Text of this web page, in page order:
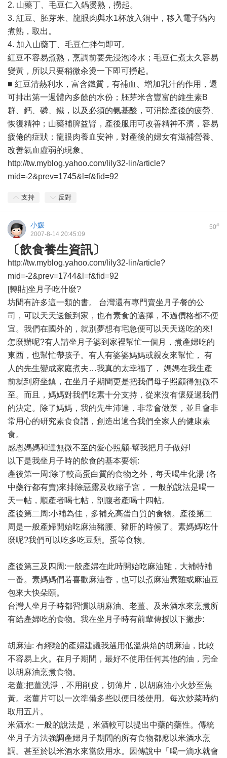
2. 山藥丁、毛豆仁入鍋燙熟，撈起。
3. 紅豆、胚芽米、龍眼肉與水1杯放入鍋中，移入電子鍋內
煮熟，取出。
4. 加入山藥丁、毛豆仁拌勻即可。
紅豆不容易煮熟，烹調前要先浸泡冷水；毛豆仁煮太久容易
變黃，所以只要稍微汆燙一下即可撈起。
■ 紅豆清熱利水，富含鐵質，有補血、增加乳汁的作用，還
可排出第一週體內多餘的水份；胚芽米含豐富的維生素B
群、鈣、磷、鐵，以及必須的氨基酸，可消除產後的疲勞、
恢復精神；山藥補脾益腎，產後服用可改善精神不濟，容易
疲倦的症狀；龍眼肉養血安神，對產後的婦女有滋補營養、
改善氣血虛弱的現象。
http://tw.myblog.yahoo.com/lily32-lin/article?
mid=-2&prev=1745&l=f&fid=92
支持 反對
50#
小媛
2007-8-14 20:45:09
〔飲食養生資訊〕
http://tw.myblog.yahoo.com/lily32-lin/article?
mid=-2&prev=1744&l=f&fid=92
[轉貼]坐月子吃什麼?
坊間有許多這一類的書。 台灣還有專門賣坐月子餐的公
司，可以天天送飯到家，也有素食的選擇，不過價格都不便
宜。我們在國外的，就別夢想有宅急便可以天天送吃的來!
怎麼辦呢?有人請坐月子婆到家裡幫忙一個月，煮產婦吃的
東西，也幫忙帶孩子。有人有婆婆媽媽或親友來幫忙， 有
人的先生變成家庭煮夫…我真的太幸福了， 媽媽在我生產
前就到府坐鎮，在坐月子期間更是把我們母子照顧得無微不
至。而且，媽媽對我們吃素十分支持，從來沒有懷疑過我們
的決定。除了媽媽，我的先生沛達，非常會做菜，並且會非
常用心的研究素食食譜，創造出適合我們全家人的健康素
食。
感恩媽媽和達無微不至的愛心照顧-幫我把月子做好!
以下是我坐月子時的飲食的基本要領:
產後第一周:除了較高蛋白質的食物之外，每天喝生化湯 (各
中藥行都有賣)來排除惡露及收縮子宮， 一般的說法是喝一
天一帖，順產者喝七帖，剖腹者產喝十四帖。
產後第二周:小補為佳，多補充高蛋白質的食物。產後第二
周是一般產婦開始吃麻油豬腰、豬肝的時候了。素媽媽吃什
麼呢?我們可以吃多吃豆類。蛋等食物。
產後第三及四周:一般產婦在此時開始吃麻油雞，大補特補
一番。素媽媽們若喜歡麻油香，也可以煮麻油素雞或麻油豆
包來大快朵頤。
台灣人坐月子時都習慣以胡麻油、老薑、及米酒水來烹煮所
有給產婦吃的食物。我在坐月子時有前輩傳授以下撇步:
胡麻油: 有經驗的產婦建議我選用低溫烘焙的胡麻油，比較
不容易上火。在月子期間，最好不使用任何其他的油，完全
以胡麻油烹煮食物。
老薑:把薑洗淨，不用削皮，切薄片，以胡麻油小火炒至焦
黃。老薑片可以一次準備多些以便日後使用。每次炒菜時約
取用五片。
米酒水: 一般的說法是，米酒較可以提出中藥的藥性。傳統
坐月子方法強調產婦月子期間的所有食物都應以米酒水烹
調。甚至於以米酒水來當飲用水。因傳說中「喝一滴水就會